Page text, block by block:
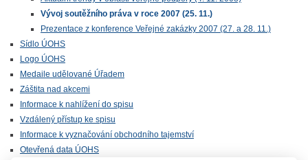
Vývoj soutěžního práva v roce 2007 (25. 11.)
Prezentace z konference Veřejné zakázky 2007 (27. a 28. 11.)
Sídlo ÚOHS
Logo ÚOHS
Medaile udělované Úřadem
Záštita nad akcemi
Informace k nahlížení do spisu
Vzdálený přístup ke spisu
Informace k vyznačování obchodního tajemství
Otevřená data ÚOHS